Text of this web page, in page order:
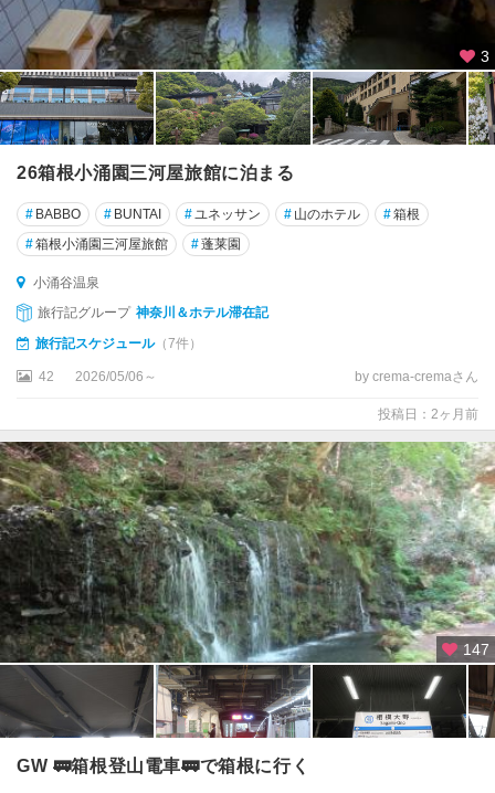
3
26箱根小涌園三河屋旅館に泊まる
# BABBO # BUNTAI # ユネッサン # 山のホテル #箱根
#箱根小涌園三河屋旅館 #蓬莱園
小涌谷温泉
旅行記グループ 神奈川＆ホテル滞在記
旅行記スケジュール（7件）
42 2026/05/06～ by crema-cremaさん
投稿日：2ヶ月前
147
GW 🚃箱根登山電車🚃で箱根に行く